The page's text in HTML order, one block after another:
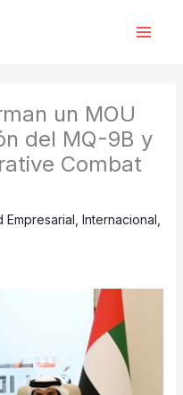
un MOU
del MQ-9B y
Combat
Empresarial Internacional